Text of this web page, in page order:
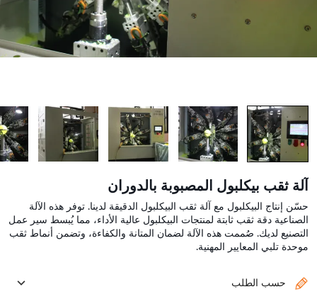
آلة ثقب بيكلبول المصبوبة بالدوران
حسّن إنتاج البيكلبول مع آلة ثقب البيكلبول الدقيقة لدينا. توفر هذه الآلة
الصناعية دقة ثقب ثابتة لمنتجات البيكلبول عالية الأداء، مما يُبسط سير عمل
التصنيع لديك. صُممت هذه الآلة لضمان المتانة والكفاءة، وتضمن أنماط ثقب
موحدة تلبي المعايير المهنية.
حسب الطلب